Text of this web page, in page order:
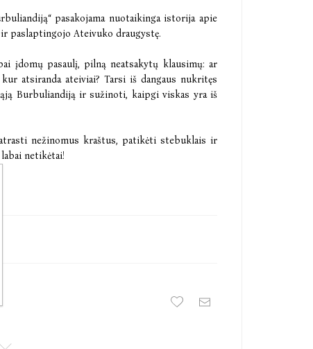
pasakojama nuotaikinga istorija apie
paslaptingojo Ateivuko draugystę.
įdomų pasaulį, pilną neatsakytų klausimų: ar
atsiranda ateiviai? Tarsi iš dangaus nukritęs
Burbuliandiją ir sužinoti, kaipgi viskas yra iš
nežinomus kraštus, patikėti stebuklais ir
netikėtai!